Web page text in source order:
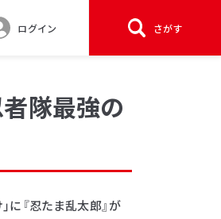
ログイン さがす
隊最強の
に『忍たま乱太郎』が